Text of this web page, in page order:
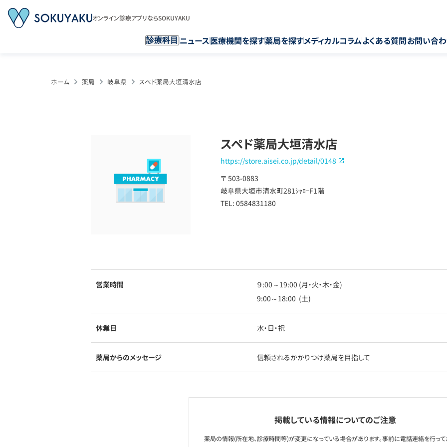
オンライン診療アプリならSOKUYAKU
診療科目 ニュース医療機関を探す薬局を探すメディカルコラムよくある質問お問い合
ホーム 薬局 岐阜県 スペド薬局大垣清水店
スペド薬局大垣清水店
https://store.aisei.co.jp/detail/0148
〒 503-0883
岐阜県大垣市清水町281ｼｬﾛｰF1階
TEL: 0584831180
営業時間
９:00～19:00 (月・火・木・金)
9:00～18:00 (土)
休業日 水・日・祝
薬局からのメッセージ 信頼されるかかりつけ薬局を目指して
掲載している情報についてのご注意
薬局の情報(所在地、診療時間等)が変更になっている場合があります。事前に電話連絡を行っ